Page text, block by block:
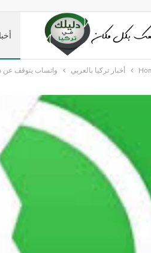
أخبار تركيا بالعربي واتساب يتوقف عن دعم